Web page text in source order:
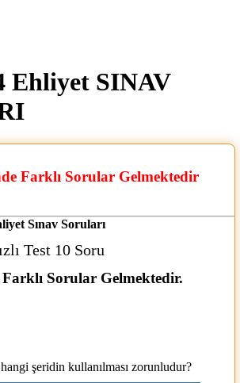
Ehliyet SINAV
Farklı Sorular Gelmektedir
Sınav Soruları
Test 10 Soru
Sorular Gelmektedir.
şeridin kullanılması zorunludur?